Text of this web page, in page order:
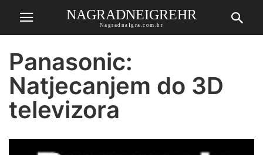
NAGRADNEIGREHR
NagradnaIgra.com.hr
Panasonic:
Natjecanjem do 3D
televizora